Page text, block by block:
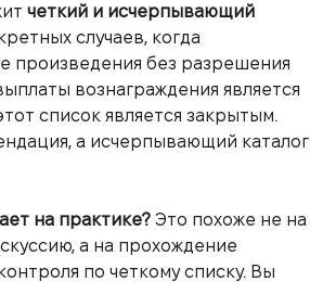
четкий и исчерпывающий
случаев, когда
произведения без разрешения
вознаграждения является
список является закрытым.
а исчерпывающий каталог
на практике? Это похоже не на
а на прохождение
по четкому списку. Вы